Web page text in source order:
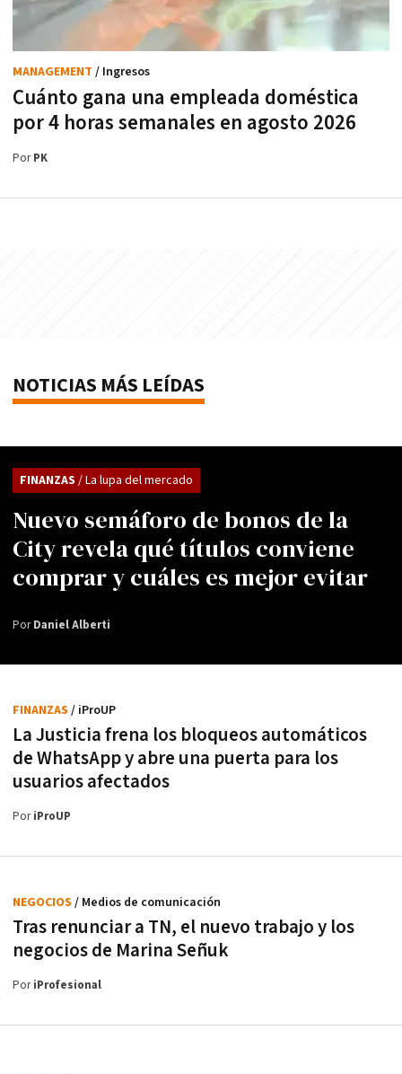
Cuánto gana una empleada doméstica
por 4 horas semanales en agosto 2026
MANAGEMENT / Ingresos
PorPK
NOTICIAS MÁS LEÍDAS
Nuevo semáforo de bonos de la
City revela qué títulos conviene
comprar y cuáles es mejor evitar
FINANZAS / La lupa del mercado
PorDaniel Alberti
La Justicia frena los bloqueos automáticos
de WhatsApp y abre una puerta para los
usuarios afectados
FINANZAS / iProUP
PoriProUP
Tras renunciar a TN, el nuevo trabajo y los
negocios de Marina Señuk
NEGOCIOS / Medios de comunicación
PoriProfesional